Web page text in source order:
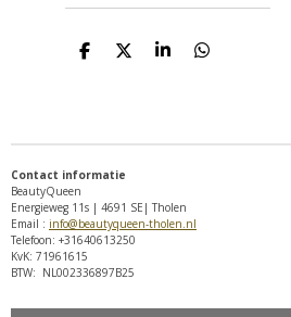
D
D
S
D
Contact informatie
BeautyQueen
Energieweg 11s | 4691 SE| Tholen
Email : info@beautyqueen-tholen.nl
Telefoon: +31640613250
KvK: 71961615
BTW: NL002336897B25